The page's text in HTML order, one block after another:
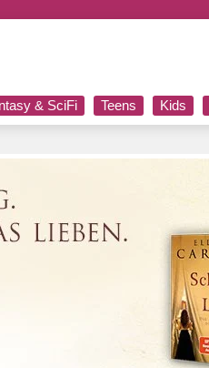
& SciFi Teens Kids